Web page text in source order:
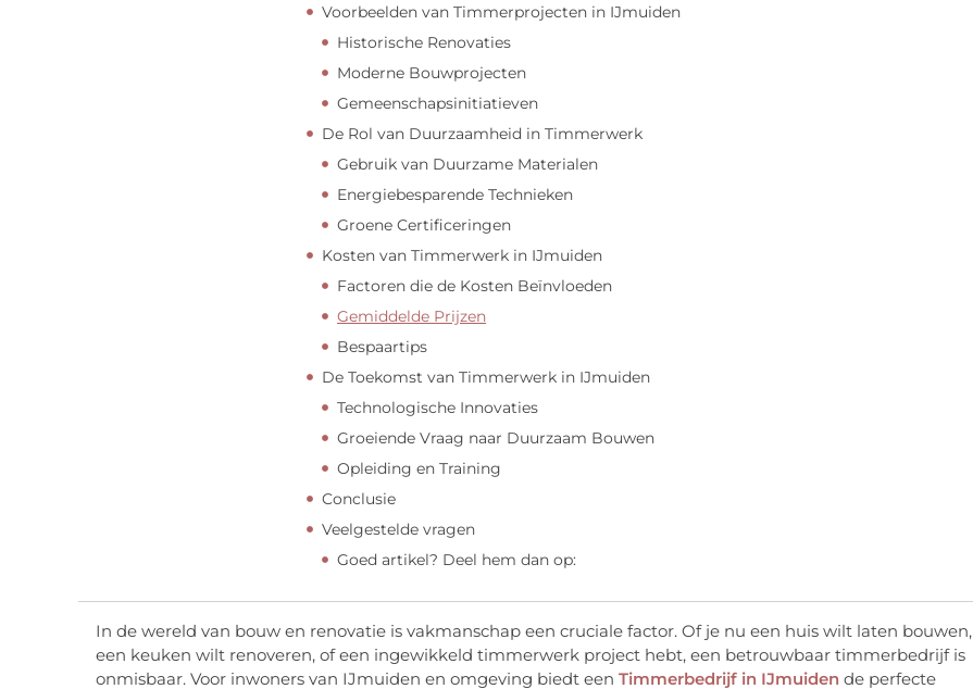
Voorbeelden van Timmerprojecten in IJmuiden
Historische Renovaties
Moderne Bouwprojecten
Gemeenschapsinitiatieven
De Rol van Duurzaamheid in Timmerwerk
Gebruik van Duurzame Materialen
Energiebesparende Technieken
Groene Certificeringen
Kosten van Timmerwerk in IJmuiden
Factoren die de Kosten Beïnvloeden
Gemiddelde Prijzen
Bespaartips
De Toekomst van Timmerwerk in IJmuiden
Technologische Innovaties
Groeiende Vraag naar Duurzaam Bouwen
Opleiding en Training
Conclusie
Veelgestelde vragen
Goed artikel? Deel hem dan op:
In de wereld van bouw en renovatie is vakmanschap een cruciale factor. Of je nu een huis wilt laten bouwen,
een keuken wilt renoveren, of een ingewikkeld timmerwerk project hebt, een betrouwbaar timmerbedrijf is
onmisbaar. Voor inwoners van IJmuiden en omgeving biedt een Timmerbedrijf in IJmuiden de perfecte